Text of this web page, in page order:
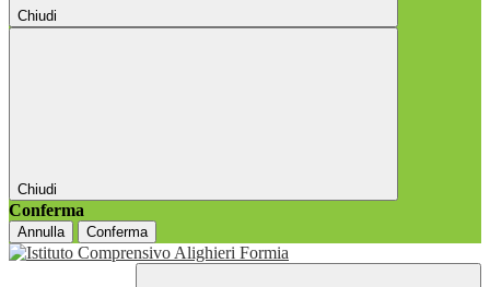
Chiudi
Chiudi
Conferma
Annulla Conferma